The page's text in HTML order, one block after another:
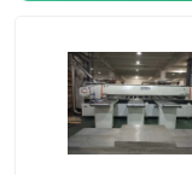
Casa
Produtos